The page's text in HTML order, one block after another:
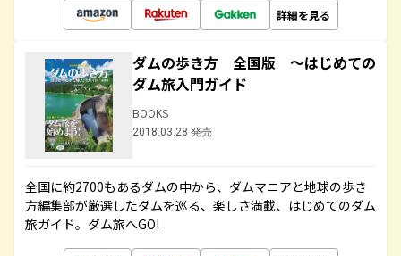
詳細を見る
ダムの歩き方 全国版 ～はじめての
ダム旅入門ガイド
BOOKS
2018.03.28 発売
全国に約2700もあるダムの中から、ダムマニアと地球の歩き
方編集部が厳選したダムを巡る、楽しさ満載、はじめてのダム
旅ガイド。ダム旅へGO!